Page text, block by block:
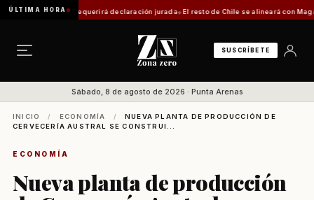
ÚLTIMA HORA
trámite requerirá declaración jurada El resto de Chile se alineará con
SUSCRÍBETE
Sábado, 8 de agosto de 2026 · Punta Arenas
INICIO / ECONOMÍA /
NUEVA PLANTA DE PRODUCCIÓN DE
CERVECERÍA AUSTRAL SE CONSTRUI...
ECONOMÍA
Nueva planta de producción